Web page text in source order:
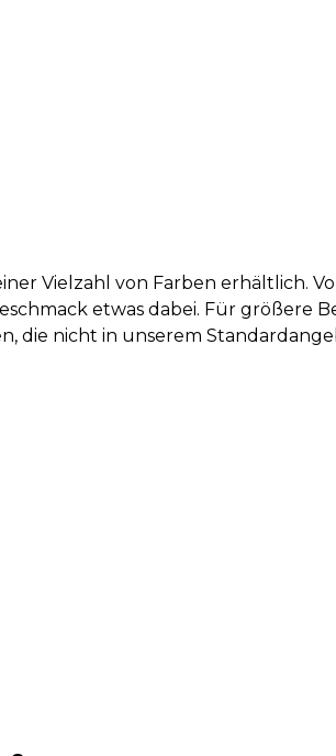
Vielzahl von Farben erhältlich.
etwas dabei. Für größere
die nicht in unserem